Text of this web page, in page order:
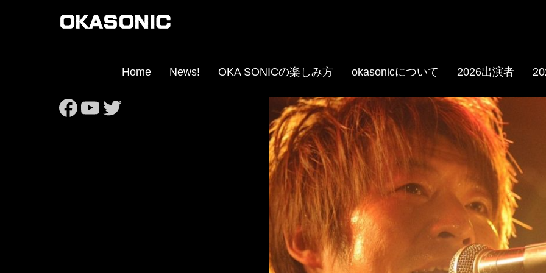
Home News! OKA SONICの楽しみ方 okasonicについて 2026出演者
https://www.facebook.com/oka.sonic
https://www.youtube.com/@okasonic597/
Twitter